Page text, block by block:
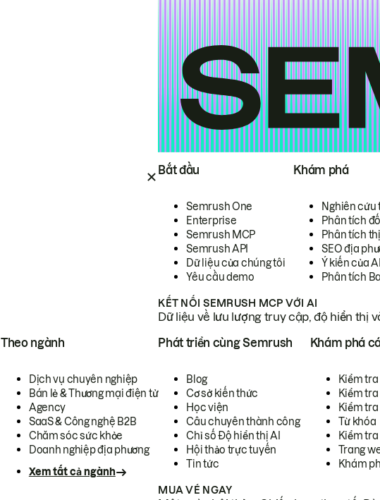
Bắt đầu
Semrush One
Enterprise
Semrush MCP
Semrush API
Dữ liệu của chúng tôi
Yêu cầu demo
Khám phá
Nghiên cứu
Phân tích
Phân tích
SEO địa
Ý kiến của
Phân tích
KẾT NỐI SEMRUSH MCP VỚI AI
Dữ liệu về lưu lượng truy cập, độ hiển thị
Theo ngành
Dịch vụ chuyên nghiệp
Bán lẻ & Thương mại điện tử
Agency
SaaS & Công nghệ B2B
Chăm sóc sức khỏe
Doanh nghiệp địa phương
Xem tất cả ngành
Phát triển cùng Semrush
Blog
Cơ sở kiến thức
Học viện
Câu chuyên thành công
Chỉ số Độ hiển thị AI
Hội thảo trực tuyến
Tin tức
Khám phá
Kiểm
Kiểm tra
Kiểm
Từ khóa
Kiểm
Trang
Khám
MUA VÉ NGAY